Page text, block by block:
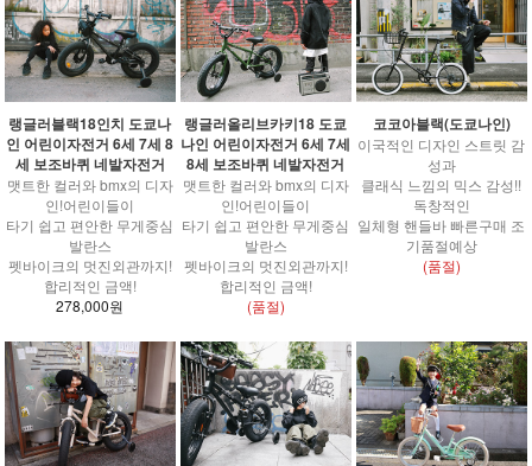
랭글러블랙18인치 도쿄나
인 어린이자전거 6세 7세 8
세 보조바퀴 네발자전거
맷트한 컬러와 bmx의 디자
인!어린이들이
타기 쉽고 편안한 무게중심
발란스
펫바이크의 멋진외관까지!
합리적인 금액!
278,000원
랭글러올리브카키18 도쿄
나인 어린이자전거 6세 7세
8세 보조바퀴 네발자전거
맷트한 컬러와 bmx의 디자
인!어린이들이
타기 쉽고 편안한 무게중심
발란스
펫바이크의 멋진외관까지!
합리적인 금액!
(품절)
코코아블랙(도쿄나인)
이국적인 디자인 스트릿 감
성과
클래식 느낌의 믹스 감성!!
독창적인
일체형 핸들바 빠른구매 조
기품절예상
(품절)